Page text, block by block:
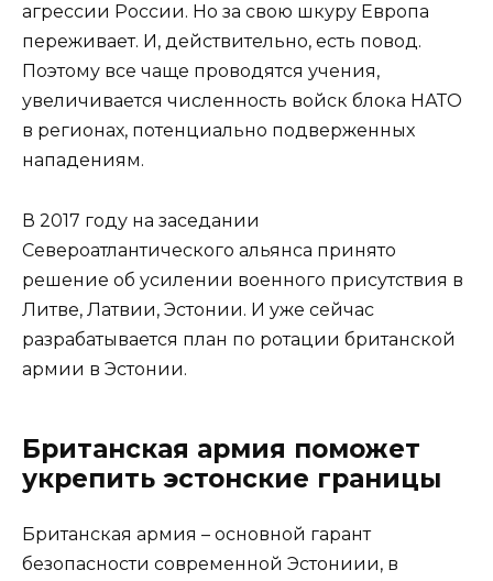
агрессии России. Но за свою шкуру Европа
переживает. И, действительно, есть повод.
Поэтому все чаще проводятся учения,
увеличивается численность войск блока НАТО
в регионах, потенциально подверженных
нападениям.
В 2017 году на заседании
Североатлантического альянса принято
решение об усилении военного присутствия в
Литве, Латвии, Эстонии. И уже сейчас
разрабатывается план по ротации британской
армии в Эстонии.
Британская армия поможет
укрепить эстонские границы
Британская армия – основной гарант
безопасности современной Эстониии, в